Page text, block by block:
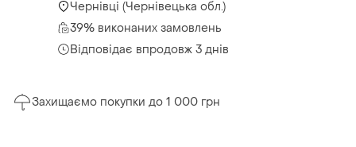
Чернівці (Чернівецька обл.)
39% виконаних замовлень
Відповідає впродовж 3 днів
Захищаємо покупки до 1 000 грн